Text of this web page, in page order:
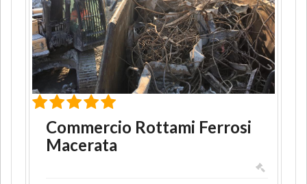
Commercio Rottami Ferrosi
Macerata